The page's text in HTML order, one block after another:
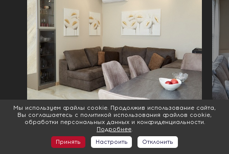
Свет в гостиной: как спланировать
Мы используем файлы cookie. Продолжив использование сайта,
Вы соглашаетесь с политикой использования файлов cookie,
обработки персональных данных и конфиденциальности.
Подробнее.
Принять
Настроить Отклонить